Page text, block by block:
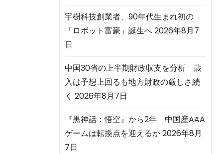
宇樹科技創業者、90年代生まれ初の
「ロボット富豪」誕生へ2026年8月7
日
中国30省の上半期財政収支を分析 歳
入は予想上回るも地方財政の厳しさ続
く 2026年8月7日
『黒神話：悟空』から2年 中国産AAA
ゲームは転換点を迎えるか2026年8月
7日